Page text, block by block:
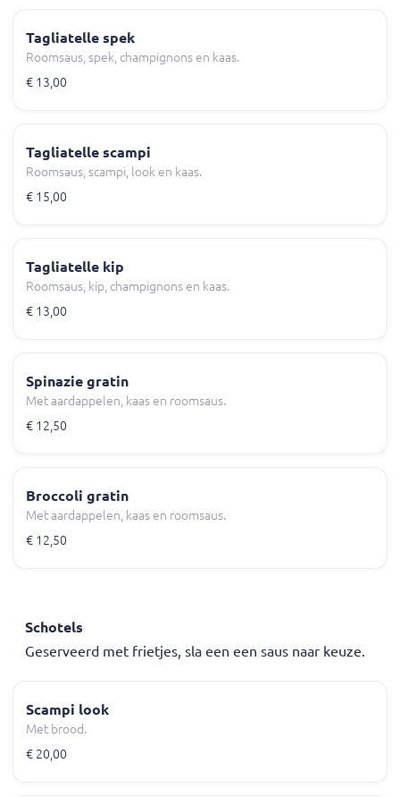
Tagliatelle spek
Roomsaus, spek, champignons en kaas.
€ 13,00
Tagliatelle scampi
Roomsaus, scampi, look en kaas.
€ 15,00
Tagliatelle kip
Roomsaus, kip, champignons en kaas.
€ 13,00
Spinazie gratin
Met aardappelen, kaas en roomsaus.
€ 12,50
Broccoli gratin
Met aardappelen, kaas en roomsaus.
€ 12,50
Schotels
Geserveerd met frietjes, sla een een saus naar keuze.
Scampi look
Met brood.
€ 20,00